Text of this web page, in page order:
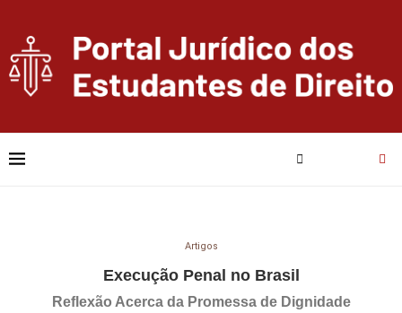
Artigos
Execução Penal no Brasil
Reflexão Acerca da Promessa de Dignidade